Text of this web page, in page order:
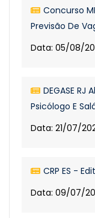
Concurso
Previsão De
Data: 05/08/
DEGASE
Psicólogo E
Data: 21/07/
CRP ES -
Data: 09/07/